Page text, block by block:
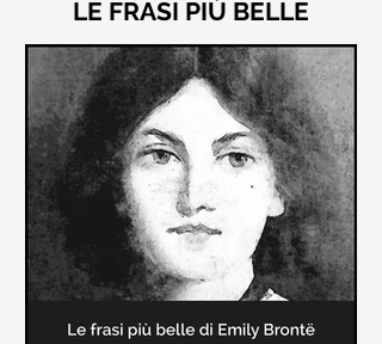
LE FRASI PIÙ BELLE